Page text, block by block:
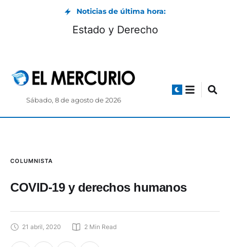
Noticias de última hora:
Estado y Derecho
Sábado, 8 de agosto de 2026
COLUMNISTA
COVID-19 y derechos humanos
21 abril, 2020 2 Min Read